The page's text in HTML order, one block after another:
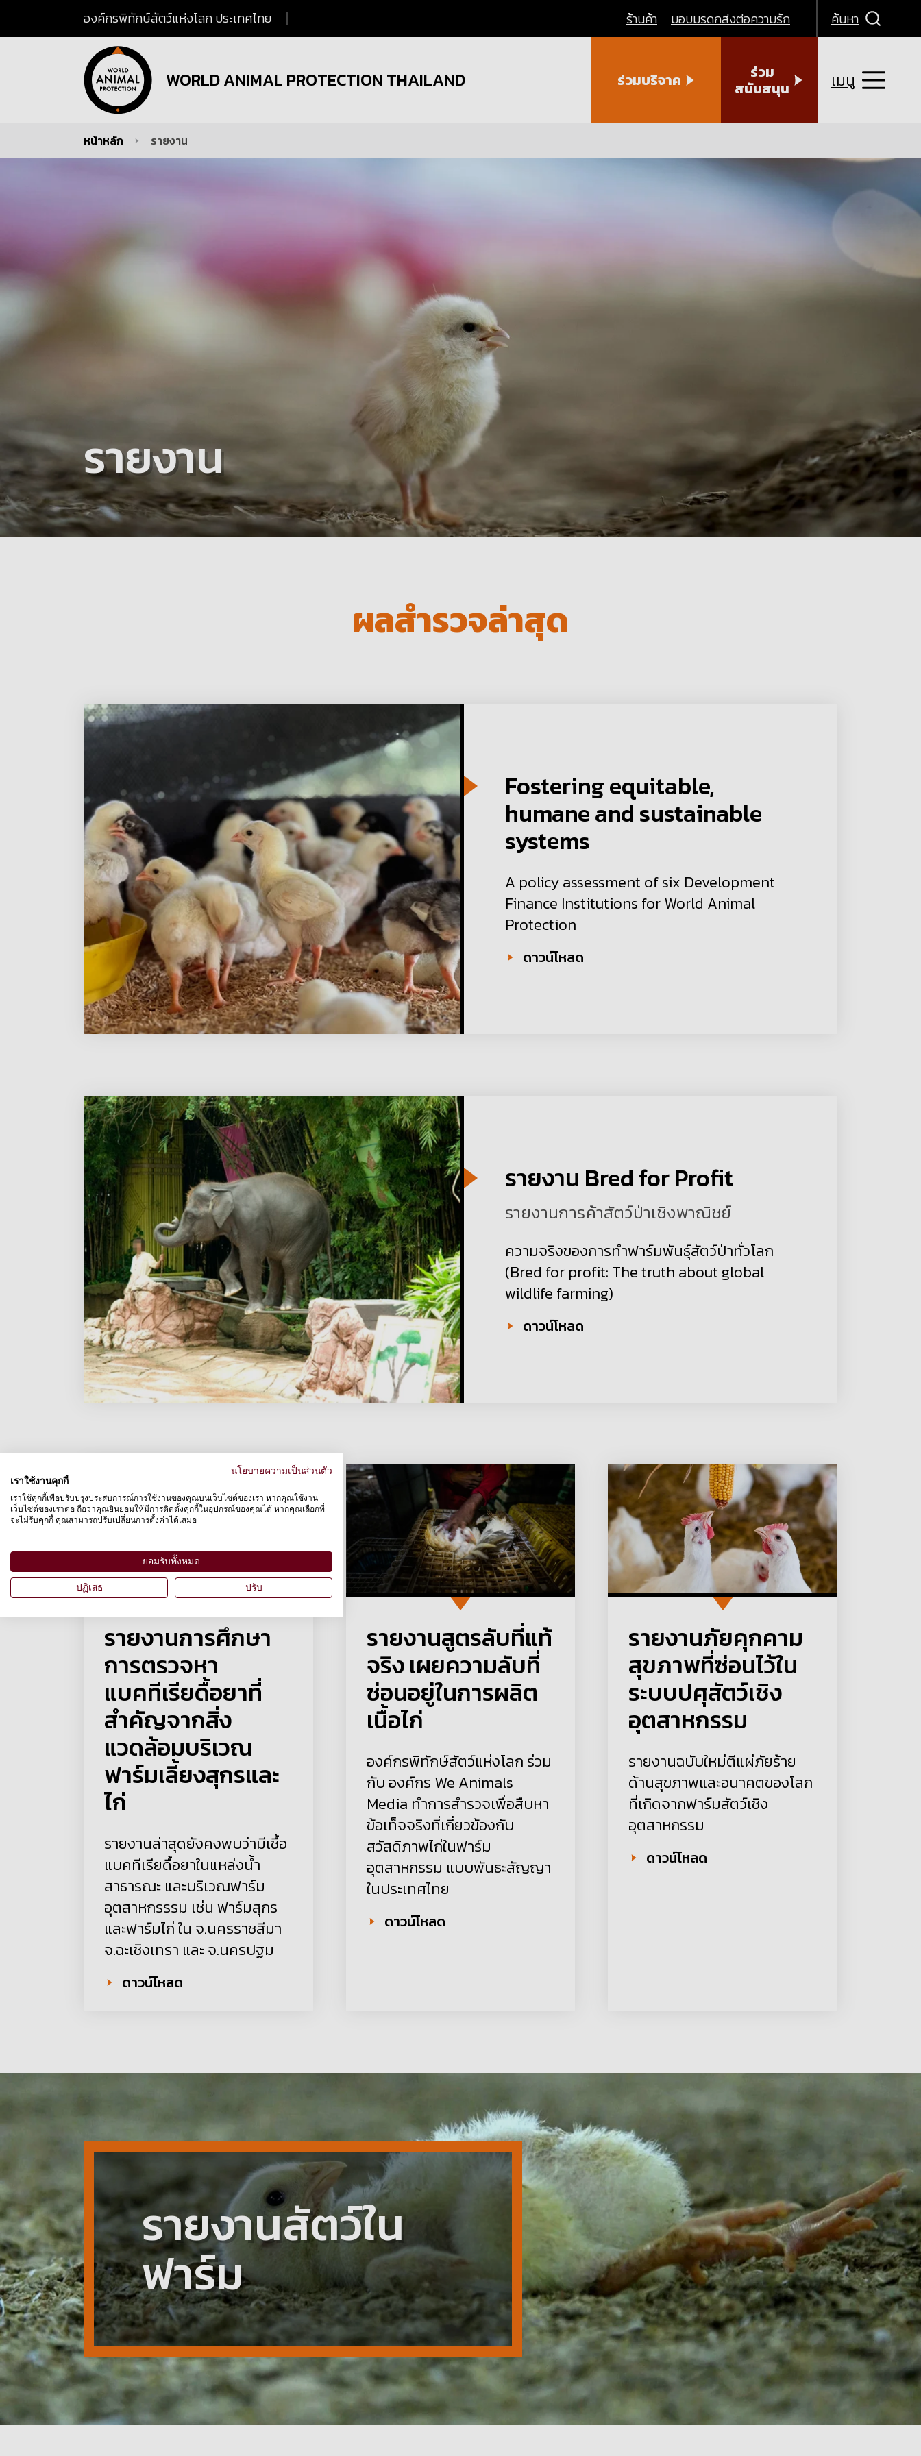
องค์กรพิทักษ์สัตว์แห่งโลก ประเทศไทย
WORLD ANIMAL PROTECTION THAILAND
ร้านค้า มอบมรดกส่งต่อความรัก ค้นหา
ร่วมบริจาค
ร่วม
สนับสนุน
เมนู
You are here:หน้าหลัก รายงาน
รายงาน
ผลสำรวจล่าสุด
Fostering equitable,
humane and sustainable
systems
A policy assessment of six Development
Finance Institutions for World Animal
Protection
ดาวน์โหลด
รายงาน Bred for Profit
รายงานการค้าสัตว์ป่าเชิงพาณิชย์
ความจริงของการทำฟาร์มพันธ์ุสัตว์ป่าทั่วโลก
(Bred for profit: The truth about global
wildlife farming)
ดาวน์โหลด
รายงานการศึกษา
การตรวจหา
แบคทีเรียดื้อยาที่
สำคัญจากสิ่ง
แวดล้อมบริเวณ
ฟาร์มเลี้ยงสุกรและ
ไก่
รายงานล่าสุดยังคงพบว่ามีเชื้อ
แบคทีเรียดื้อยาในแหล่งน้ำ
สาธารณะ และบริเวณฟาร์ม
อุตสาหกรรรม เช่น ฟาร์มสุกร
และฟาร์มไก่ ใน จ.นครราชสีมา
จ.ฉะเชิงเทรา และ จ.นครปฐม
ดาวน์โหลด
รายงานสูตรลับที่แท้
จริง เผยความลับที่
ซ่อนอยู่ในการผลิต
เนื้อไก่
องค์กรพิทักษ์สัตว์แห่งโลก ร่วม
กับ องค์กร We Animals
Media ทำการสำรวจเพื่อสืบหา
ข้อเท็จจริงที่เกี่ยวข้องกับ
สวัสดิภาพไก่ในฟาร์ม
อุตสาหกรรม แบบพันธะสัญญา
ในประเทศไทย
ดาวน์โหลด
รายงานภัยคุกคาม
สุขภาพที่ซ่อนไว้ใน
ระบบปศุสัตว์เชิง
อุตสาหกรรม
รายงานฉบับใหม่ตีแผ่ภัยร้าย
ด้านสุขภาพและอนาคตของโลก
ที่เกิดจากฟาร์มสัตว์เชิง
อุตสาหกรรม
ดาวน์โหลด
รายงานสัตว์ใน
ฟาร์ม
นโยบายความเป็นส่วนตัว
เราใช้งานคุกกี้
เราใช้คุกกี้เพื่อปรับปรุงประสบการณ์การใช้งานของคุณบนเว็บไซต์ของเรา หากคุณใช้งาน
เว็บไซต์ของเราต่อ ถือว่าคุณยินยอมให้มีการติดตั้งคุกกี้ในอุปกรณ์ของคุณได้ หากคุณเลือกที่
จะไม่รับคุกกี้ คุณสามารถปรับเปลี่ยนการตั้งค่าได้เสมอ
ยอมรับทั้งหมด
ปฏิเสธ ปรับ